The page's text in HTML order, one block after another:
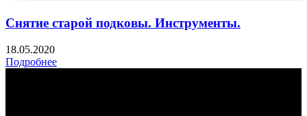
Снятие старой подковы. Инструменты.
18.05.2020
Подробнее